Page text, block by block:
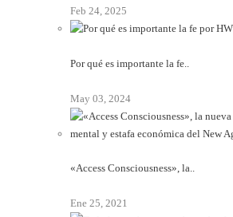
Feb 24, 2025
Por qué es importante la fe..
May 03, 2024
«Access Consciousness», la..
Ene 25, 2021